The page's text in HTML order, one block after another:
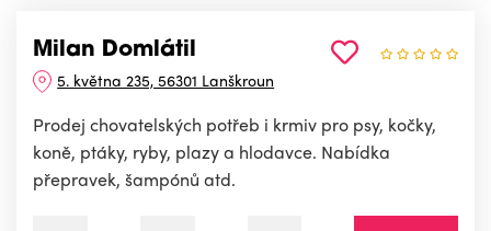
Milan Domlátil
5. května 235, 56301 Lanškroun
Prodej chovatelských potřeb i krmiv pro psy, kočky,
koně, ptáky, ryby, plazy a hlodavce. Nabídka
přepravek, šampónů atd.